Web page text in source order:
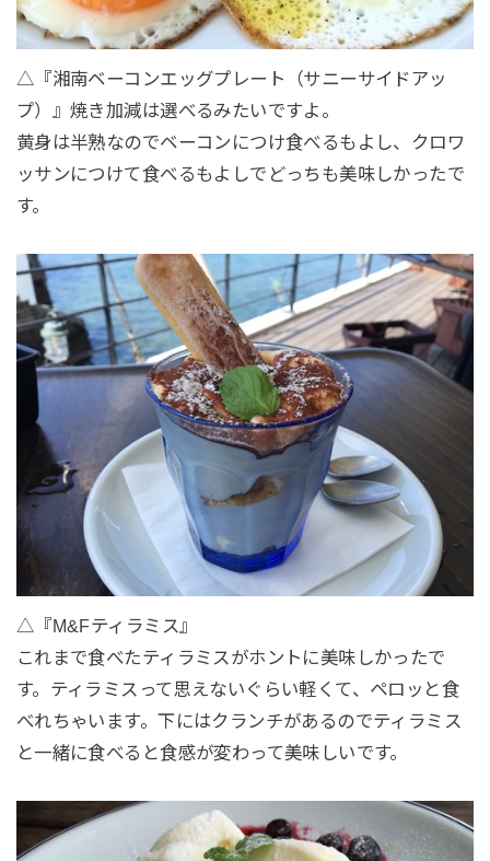
△『湘南ベーコンエッグプレート（サニーサイドアッ
プ）』焼き加減は選べるみたいですよ。
黄身は半熟なのでベーコンにつけ食べるもよし、クロワ
ッサンにつけて食べるもよしでどっちも美味しかったで
す。
△『M&Fティラミス』
これまで食べたティラミスがホントに美味しかったで
す。ティラミスって思えないぐらい軽くて、ペロッと食
べれちゃいます。下にはクランチがあるのでティラミス
と一緒に食べると食感が変わって美味しいです。